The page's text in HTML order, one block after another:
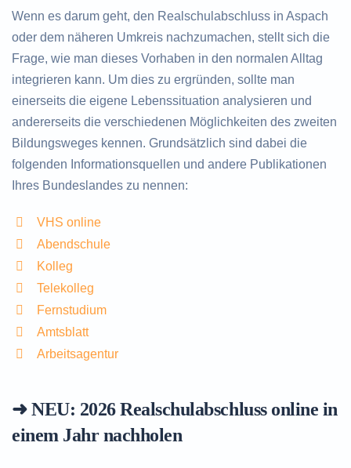
Wenn es darum geht, den Realschulabschluss in Aspach
oder dem näheren Umkreis nachzumachen, stellt sich die
Frage, wie man dieses Vorhaben in den normalen Alltag
integrieren kann. Um dies zu ergründen, sollte man
einerseits die eigene Lebenssituation analysieren und
andererseits die verschiedenen Möglichkeiten des zweiten
Bildungsweges kennen. Grundsätzlich sind dabei die
folgenden Informationsquellen und andere Publikationen
Ihres Bundeslandes zu nennen:
VHS online
Abendschule
Kolleg
Telekolleg
Fernstudium
Amtsblatt
Arbeitsagentur
➜ NEU: 2026Realschulabschluss online in
einem Jahr nachholen